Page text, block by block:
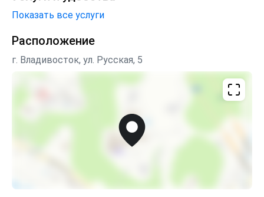
Показать все услуги
Расположение
г. Владивосток, ул. Русская, 5